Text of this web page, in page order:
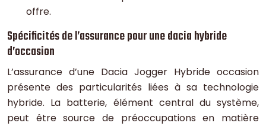
offre.
Spécificités de l’assurance pour une dacia hybride
d’occasion
L’assurance d’une Dacia Jogger Hybride occasion
présente des particularités liées à sa technologie
hybride. La batterie, élément central du système,
peut être source de préoccupations en matière